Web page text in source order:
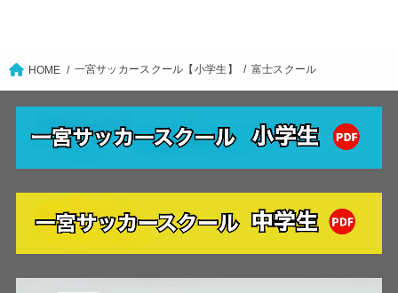
HOME 一宮サッカースクール【小学生】 富士スクール